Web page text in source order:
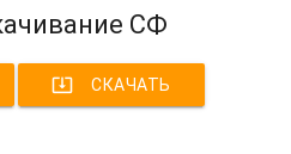
СФ
system_update_alt СКАЧАТЬ